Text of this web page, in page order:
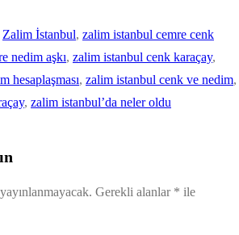
Zalim İstanbul, zalim istanbul cemre cenk
nedim aşkı, zalim istanbul cenk karaçay
hesaplaşması, zalim istanbul cenk ve nedim
, zalim istanbul’da neler oldu
Gerekli alanlar * ile